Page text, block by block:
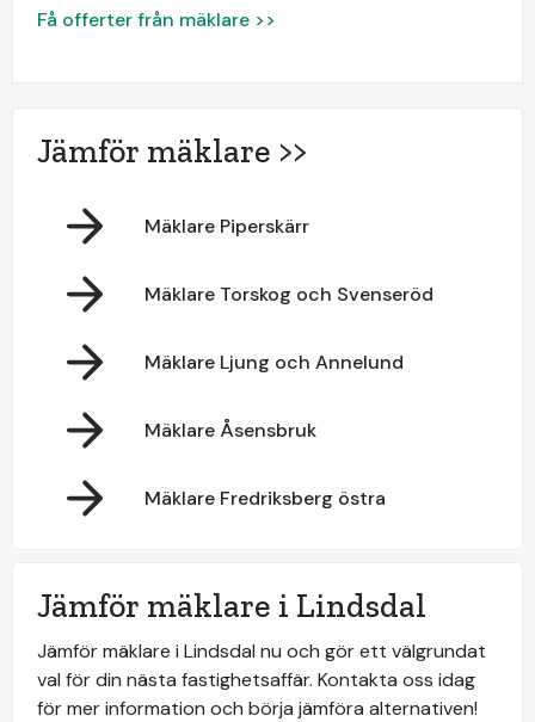
Få offerter från mäklare >>
Jämför mäklare >>
Mäklare Piperskärr
Mäklare Torskog och Svenseröd
Mäklare Ljung och Annelund
Mäklare Åsensbruk
Mäklare Fredriksberg östra
Jämför mäklare i Lindsdal
Jämför mäklare i Lindsdal nu och gör ett välgrundat
val för din nästa fastighetsaffär. Kontakta oss idag
för mer information och börja jämföra alternativen!